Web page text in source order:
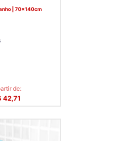
| 70x140cm
de:
42,71